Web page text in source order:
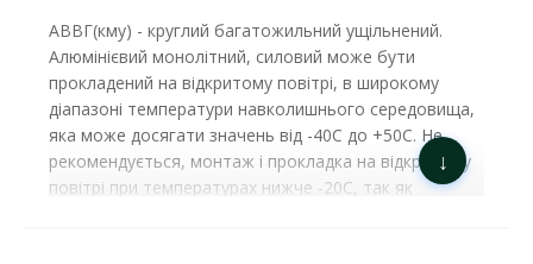
АВВГ(кму) - круглий багатожильний ущільнений.
Алюмінієвий монолітний, силовий може бути
прокладений на відкритому повітрі, в широкому
діапазоні температури навколишнього середовища,
яка може досягати значень від -40С до +50С. Не
рекомендується, монтаж і прокладка на відкритому
повітрі при температурах нижче -20С, так як
↓